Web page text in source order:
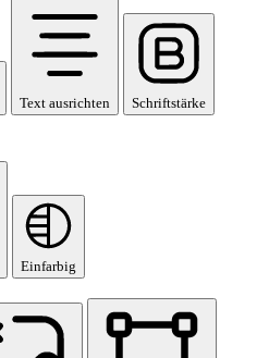
Text ausrichten Schriftstärke
Einfarbig